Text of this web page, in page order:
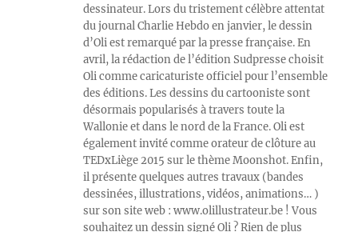
dessinateur. Lors du tristement célèbre attentat
du journal Charlie Hebdo en janvier, le dessin
d’Oli est remarqué par la presse française. En
avril, la rédaction de l’édition Sudpresse choisit
Oli comme caricaturiste officiel pour l’ensemble
des éditions. Les dessins du cartooniste sont
désormais popularisés à travers toute la
Wallonie et dans le nord de la France. Oli est
également invité comme orateur de clôture au
TEDxLiège 2015 sur le thème Moonshot. Enfin,
il présente quelques autres travaux (bandes
dessinées, illustrations, vidéos, animations… )
sur son site web : www.olillustrateur.be ! Vous
souhaitez un dessin signé Oli ? Rien de plus